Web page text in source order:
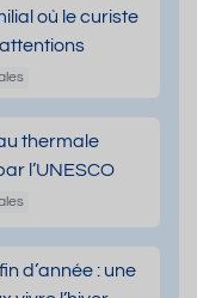
où le curiste
thermale
l’UNESCO
d’année : une